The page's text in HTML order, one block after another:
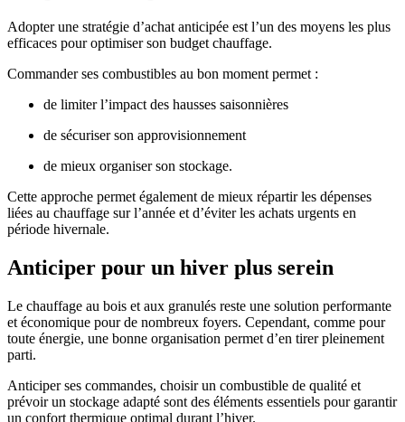
Adopter une stratégie d’achat anticipée est l’un des moyens les plus
efficaces pour optimiser son budget chauffage.
Commander ses combustibles au bon moment permet :
de limiter l’impact des hausses saisonnières
de sécuriser son approvisionnement
de mieux organiser son stockage.
Cette approche permet également de mieux répartir les dépenses
liées au chauffage sur l’année et d’éviter les achats urgents en
période hivernale.
Anticiper pour un hiver plus serein
Le chauffage au bois et aux granulés reste une solution performante
et économique pour de nombreux foyers. Cependant, comme pour
toute énergie, une bonne organisation permet d’en tirer pleinement
parti.
Anticiper ses commandes, choisir un combustible de qualité et
prévoir un stockage adapté sont des éléments essentiels pour garantir
un confort thermique optimal durant l’hiver.